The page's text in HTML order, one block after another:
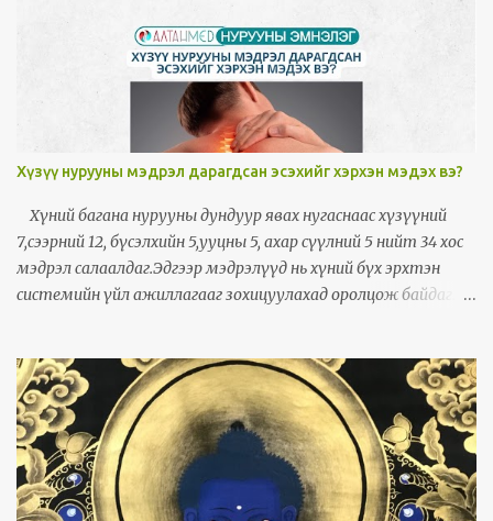
Хүзүү нурууны мэдрэл дарагдсан эсэхийг хэрхэн мэдэх вэ?
Хүний багана нурууны дундуур явах нугаснаас хүзүүний
7,сээрний 12, бүсэлхийн 5,ууцны 5, ахар сүүлний 5 нийт 34 хос
мэдрэл салаалдаг.Эдгээр мэдрэлүүд нь хүний бүх эрхтэн
системийн үйл ажиллагааг зохицуулахад оролцож байдаг.
байгаа мэт санагдах зовиур илэрнэ. Хүзүүний үе арагш
урагш хажуу тийшээ гэх мэт хааш гулссанаас шалтгаалан
бусад шинж тэмдэг болон өвдөлт мөн илэрдэг. Хүзүүний 1-2
үений хооронд мэдрэл дарагдахад нүдний төвд өөрчлөлт орж
улмаар хараа муудах, толгой дагз орчмоороо өвдөх,чих
шуугих ,эрүүний углуурга өвдөх зэрэг шинж илэрдэг. Хүзүү